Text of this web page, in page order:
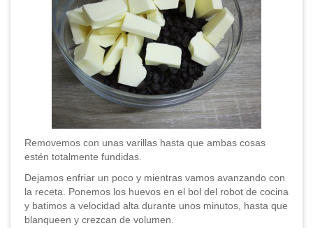
Removemos con unas varillas hasta que ambas cosas
estén totalmente fundidas.
Dejamos enfriar un poco y mientras vamos avanzando con
la receta. Ponemos los huevos en el bol del robot de cocina
y batimos a velocidad alta durante unos minutos, hasta que
blanqueen y crezcan de volumen.